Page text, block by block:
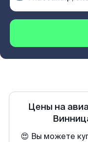
Цены на
😍 Вы можете